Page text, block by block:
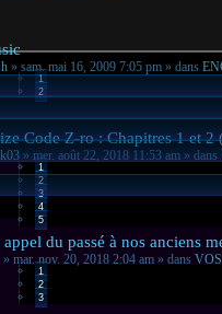
» sam. mai 16, 2009 7:05 pm » dans
1
2
Code Z-ro : Chapitres 1 et 2
» mer. août 22, 2018 11:53 am » dans
1
2
3
4
5
du passé à nos anciens
» mar. nov. 20, 2018 2:04 am » dans
1
2
3